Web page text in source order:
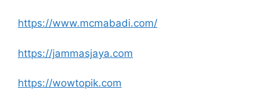
https://www.mcmabadi.com/
https://jammasjaya.com
https://wowtopik.com